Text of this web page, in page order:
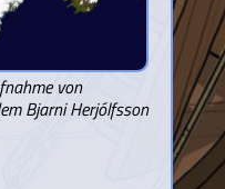
von
Bjarni Herjólfsson